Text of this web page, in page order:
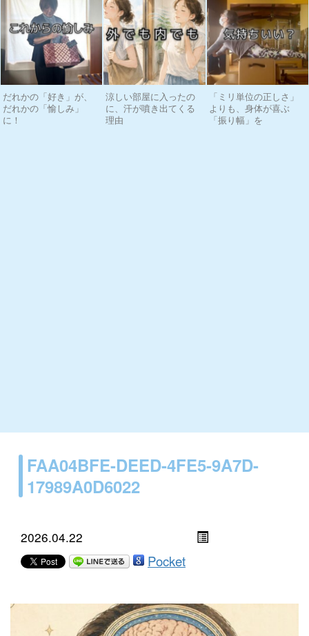
だれかの「好き」が、
だれかの「愉しみ」
に！
涼しい部屋に入ったの
に、汗が噴き出てくる
理由
「ミリ単位の正しさ」
よりも、身体が喜ぶ
「振り幅」を
FAA04BFE-DEED-4FE5-9A7D-
17989A0D6022
2026.04.22
Pocket